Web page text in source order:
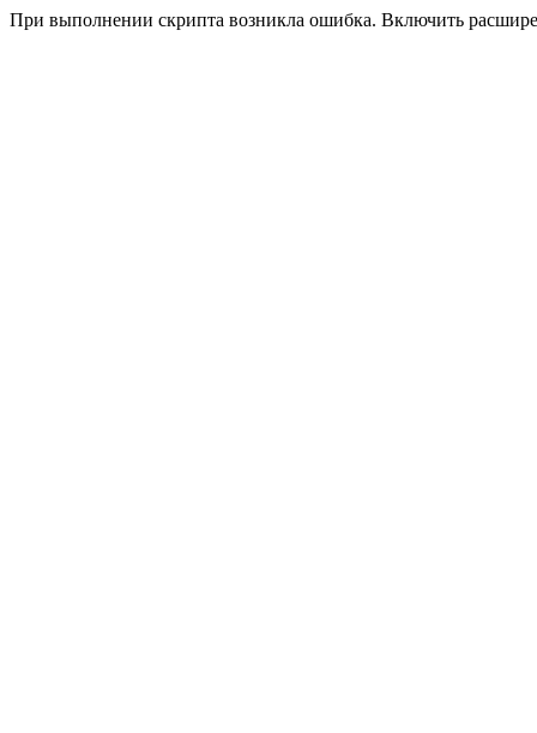
При выполнении скрипта возникла ошибка. Включить